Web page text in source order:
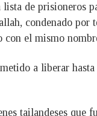
de prisioneros
condenado
el mismo
a liberar
tailandeses que